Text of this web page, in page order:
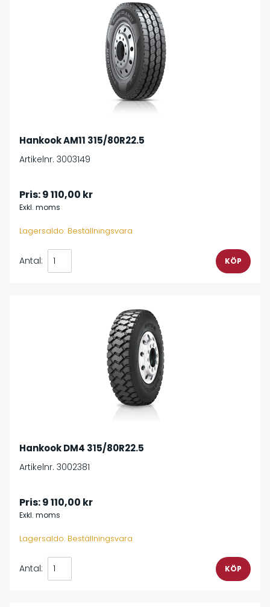
Hankook AM11 315/80R22.5
Artikelnr. 3003149
Pris:9 110,00 kr
Exkl. moms
Lagersaldo: Beställningsvara
Antal:
Hankook DM4 315/80R22.5
Artikelnr. 3002381
Pris:9 110,00 kr
Exkl. moms
Lagersaldo: Beställningsvara
Antal: